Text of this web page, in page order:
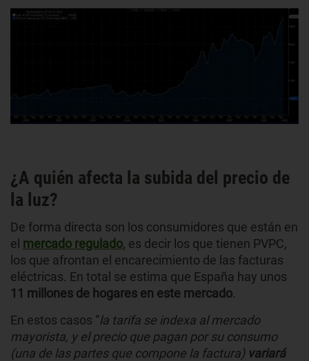
¿A quién afecta la subida del precio de
la luz?
De forma directa son los consumidores que están en
el mercado regulado, es decir los que tienen PVPC,
los que afrontan el encarecimiento de las facturas
eléctricas. En total se estima que España hay unos
11 millones de hogares en este mercado.
En estos casos “la tarifa se indexa al mercado
mayorista, y el precio que pagan por su consumo
(una de las partes que compone la factura) variará